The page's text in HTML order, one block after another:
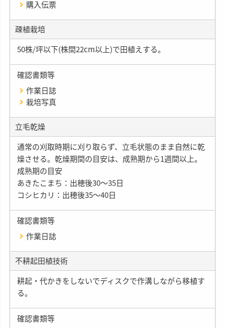
購入伝票
疎植栽培
50株/坪以下(株間22cm以上)で田植えする。
確認書類等
作業日誌
栽培写真
立毛乾燥
通常の刈取時期に刈り取らず、立毛状態のまま自然に乾
燥させる。乾燥期間の目安は、成熟期から1週間以上。
成熟期の目安
あきたこまち：出穂後30〜35日
コシヒカリ：出穂後35〜40日
確認書類等
作業日誌
不耕起田植技術
耕起・代かきをしないでディスクで作溝しながら移植す
る。
確認書類等